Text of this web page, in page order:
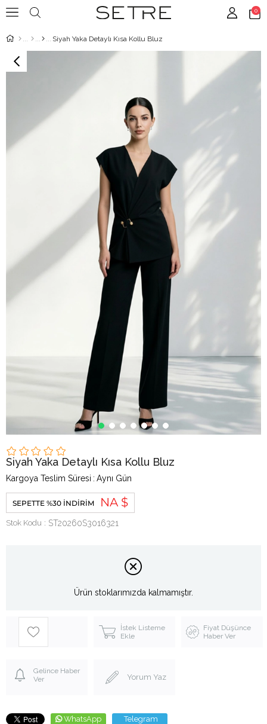
0
Siyah Yaka Detaylı Kısa Kollu Bluz
Siyah Yaka Detaylı Kısa Kollu Bluz
Kargoya Teslim Süresi : Aynı Gün
SEPETTE %30 İNDIRIM NA $
Stok Kodu ST20260S3016321
Ürün stoklarımızda kalmamıştır.
İstek Listeme
Ekle
Fiyat Düşünce
Haber Ver
Gelince Haber
Ver
Yorum Yaz
WhatsApp Telegram